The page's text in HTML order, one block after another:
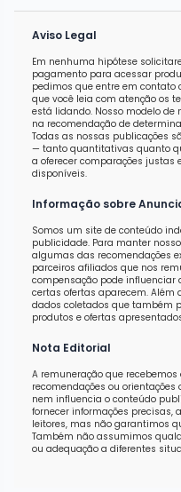
Aviso Legal
Em nenhuma hipótese
pagamento para acessar
pedimos que entre em
que você leia com atenção os
está lidando. Nosso modelo
na recomendação de
Todas as nossas publicações
— tanto quantitativas quanto
a oferecer comparações justas
disponíveis.
Informação sobre
Somos um site de conteúdo
publicidade. Para manter
algumas das recomendações
parceiros afiliados que nos
compensação pode influenciar
certas ofertas aparecem.
dados coletados que também
produtos e ofertas
Nota Editorial
A remuneração que
recomendações ou
nem influencia o conteúdo
fornecer informações precisas,
leitores, mas não garantimos
Também não assumimos
ou adequação a diferentes